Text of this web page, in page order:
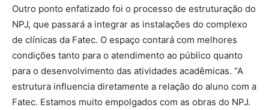
Outro ponto enfatizado foi o processo de estruturação do
NPJ, que passará a integrar as instalações do complexo
de clínicas da Fatec. O espaço contará com melhores
condições tanto para o atendimento ao público quanto
para o desenvolvimento das atividades acadêmicas. “A
estrutura influencia diretamente a relação do aluno com a
Fatec. Estamos muito empolgados com as obras do NPJ.